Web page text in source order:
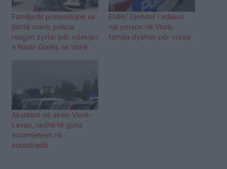
Familjarët pretendojnë se
është vrarë, policia
reagim zyrtar për vdekjen
e Nadir Gjatës në Vlorë
EMRI/ Gjendet i vdekur
një person në Vlorë,
familja dyshon për vrasje
Aksident në aksin Vlorë-
Levan, radhë të gjata
automjetesh në
autostradë